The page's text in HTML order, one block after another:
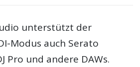
unterstützt der
Modus auch Serato
Pro und andere DAWs.